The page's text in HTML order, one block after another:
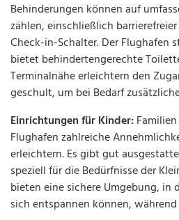
Behinderungen können auf
zählen, einschließlich
Check-in-Schalter. Der Flughafen
bietet behindertengerechte
Terminalnähe erleichtern den
geschult, um bei Bedarf
Einrichtungen für Kinder:
Flughafen zahlreiche
erleichtern. Es gibt gut
speziell für die Bedürfnisse der
bieten eine sichere Umgebung, in
sich entspannen können,